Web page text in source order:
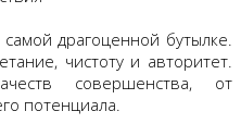
драгоценной бутылке.
чистоту и авторитет.
совершенства, от
потенциала.